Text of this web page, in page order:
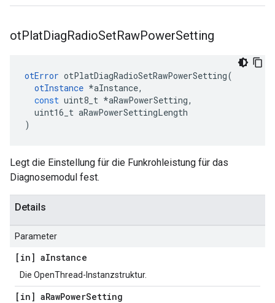
otPlatDiagRadioSetRawPowerSetting
otError otPlatDiagRadioSetRawPowerSetting(
otInstance *aInstance,
const uint8_t *aRawPowerSetting,
uint16_t aRawPowerSettingLength
)
Legt die Einstellung für die Funkrohleistung für das
Diagnosemodul fest.
Details
Parameter
[in] aInstance
Die OpenThread-Instanzstruktur.
[in] aRawPowerSetting